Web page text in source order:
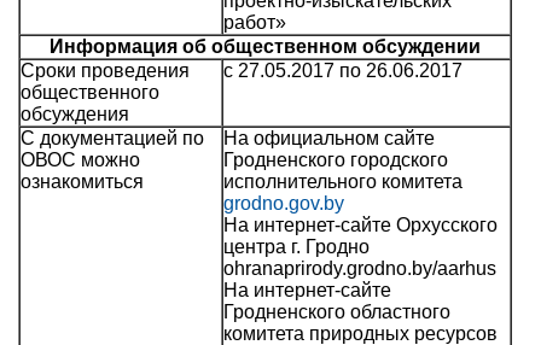
работ»
Информация об общественном обсуждении
Сроки проведения
общественного
обсуждения
с 27.05.2017 по 26.06.2017
С документацией по
ОВОС можно
ознакомиться
На официальном сайте
Гродненского городского
исполнительного комитета
grodno.gov.by
На интернет-сайте Орхусского
центра г. Гродно
ohranaprirody.grodno.by/aarhus
На интернет-сайте
Гродненского областного
комитета природных ресурсов